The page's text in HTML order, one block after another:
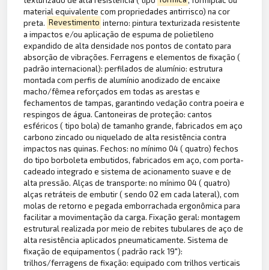
material equivalente com propriedades antirrisco) na cor
preta. Revestimento interno: pintura texturizada resistente
a impactos e/ou aplicação de espuma de polietileno
expandido de alta densidade nos pontos de contato para
absorção de vibrações. Ferragens e elementos de fixação (
padrão internacional): perfilados de alumínio: estrutura
montada com perfis de alumínio anodizado de encaixe
macho/fêmea reforçados em todas as arestas e
fechamentos de tampas, garantindo vedação contra poeira e
respingos de água. Cantoneiras de proteção: cantos
esféricos ( tipo bola) de tamanho grande, fabricados em aço
carbono zincado ou niquelado de alta resistência contra
impactos nas quinas. Fechos: no mínimo 04 ( quatro) fechos
do tipo borboleta embutidos, fabricados em aço, com porta-
cadeado integrado e sistema de acionamento suave e de
alta pressão. Alças de transporte: no mínimo 04 ( quatro)
alças retráteis de embutir ( sendo 02 em cada lateral), com
molas de retorno e pegada emborrachada ergonômica para
facilitar a movimentação da carga. Fixação geral: montagem
estrutural realizada por meio de rebites tubulares de aço de
alta resistência aplicados pneumaticamente. Sistema de
fixação de equipamentos ( padrão rack 19"):
trilhos/ferragens de fixação: equipado com trilhos verticais